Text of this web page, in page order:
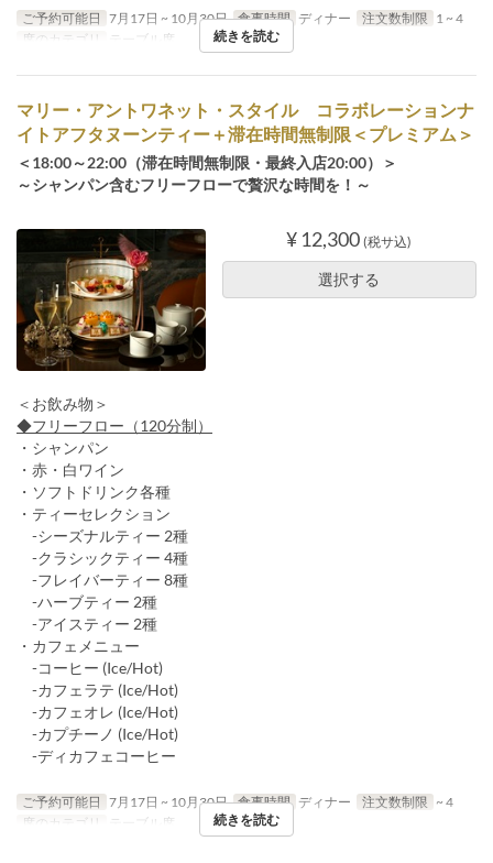
ご予約可能日 7月17日 ~ 10月30日 食事時間 ディナー 注文数制限 1 ~ 4
席のカテゴリ
テーブル席 続きを読む
マリー・アントワネット・スタイル コラボレーションナ
イトアフタヌーンティー＋滞在時間無制限＜プレミアム＞
＜18:00～22:00（滞在時間無制限・最終入店20:00）＞
～シャンパン含むフリーフローで贅沢な時間を！～
¥ 12,300 (税サ込)
選択する
＜お飲み物＞
◆フリーフロー（120分制）
・シャンパン
・赤・白ワイン
・ソフトドリンク各種
・ティーセレクション
-シーズナルティー 2種
-クラシックティー 4種
-フレイバーティー 8種
-ハーブティー 2種
-アイスティー 2種
・カフェメニュー
-コーヒー (Ice/Hot)
-カフェラテ (Ice/Hot)
-カフェオレ (Ice/Hot)
-カプチーノ (Ice/Hot)
-ディカフェコーヒー
ご予約可能日 7月17日 ~ 10月30日 食事時間 ディナー 注文数制限 ~ 4
席のカテゴリ
テーブル席 続きを読む